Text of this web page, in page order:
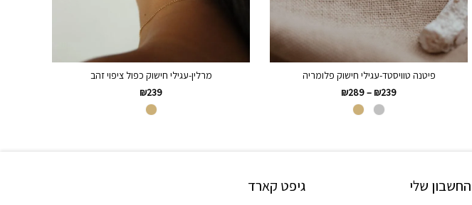
פיטנה טוויסטד-עגילי חישוק פלומריה
₪239
–
₪289
מרלין-עגילי חישוק כפול ציפוי זהב
₪239
החשבון שלי גיפט קארד